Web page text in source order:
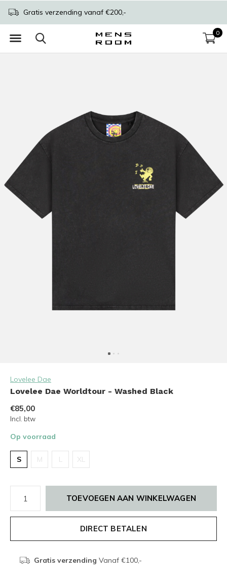
0
Gratis verzending vanaf €200,-
Lovelee Dae
Lovelee Dae Worldtour - Washed Black
€85,00
Incl. btw
Op voorraad
S M L XL
TOEVOEGEN AAN WINKELWAGEN
DIRECT BETALEN
Gratis verzending Vanaf €100,-